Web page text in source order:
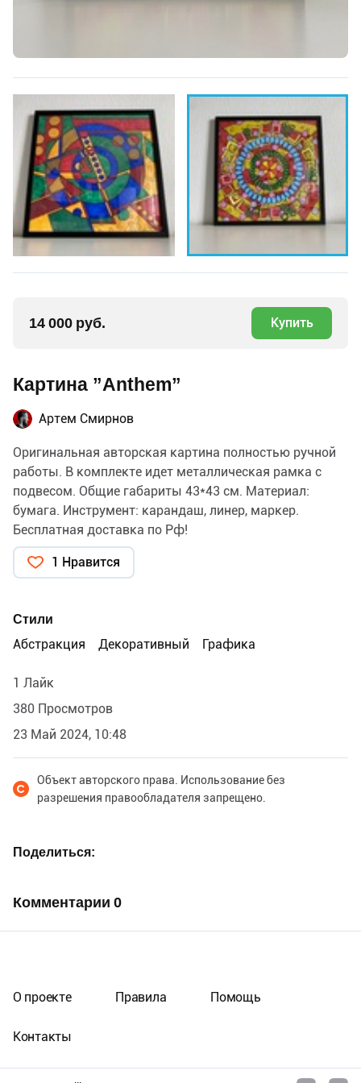
14 000 руб. Купить
Картина ”Anthem”
Артем Смирнов
Оригинальная авторская картина полностью ручной
работы. В комплекте идет металлическая рамка с
подвесом. Общие габариты 43*43 см. Материал:
бумага. Инструмент: карандаш, линер, маркер.
Бесплатная доставка по Рф!
1 Нравится
Стили
Абстракция
Декоративный Графика
1 Лайк
380 Просмотров
23 Май 2024, 10:48
Объект авторского права. Использование без
разрешения правообладателя запрещено.
Поделиться
Комментарии 0
О проекте Правила Помощь
Контакты